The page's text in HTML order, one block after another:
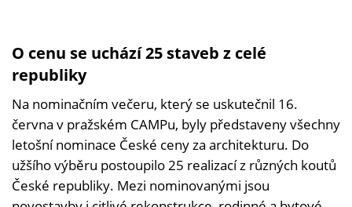
O cenu se uchází 25 staveb z celé
republiky
Na nominačním večeru, který se uskutečnil 16.
června v pražském CAMPu, byly představeny všechny
letošní nominace České ceny za architekturu. Do
užšího výběru postoupilo 25 realizací z různých koutů
České republiky. Mezi nominovanými jsou